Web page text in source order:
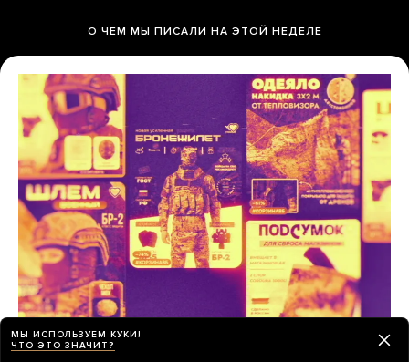
О ЧЕМ МЫ ПИСАЛИ НА ЭТОЙ НЕДЕЛЕ
Украина утверждает, что Wildberries
МЫ ИСПОЛЬЗУЕМ КУКИ!
ЧТО ЭТО ЗНАЧИТ?